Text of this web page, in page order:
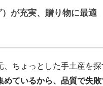
が充実、贈り物に最適
、ちょっとした手土産を探
めているから、品質で失